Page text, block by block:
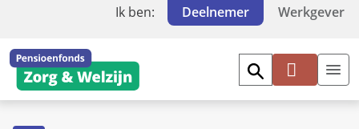
Ik ben: Deelnemer Werkgever
Mi